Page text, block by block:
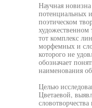
Научная
потенциальных
поэтическом
тот комплекс
морфемных и
которого не
обозначает
наименования
Целью
Цветаевой,